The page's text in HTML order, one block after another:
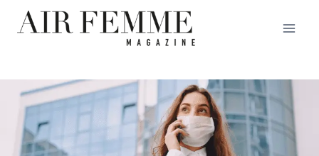
Saltar